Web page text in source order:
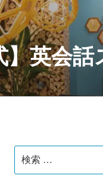
】英会話
索: